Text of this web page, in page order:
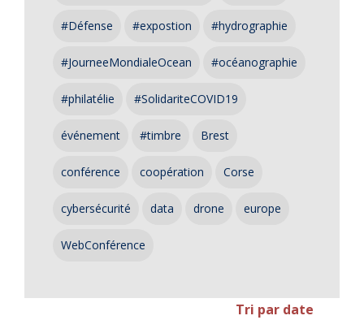
#Défense #expostion #hydrographie
#JourneeMondialeOcean #océanographie
#philatélie #SolidariteCOVID19
événement #timbre Brest
conférence coopération Corse
cybersécurité data drone europe
WebConférence
Tri par date